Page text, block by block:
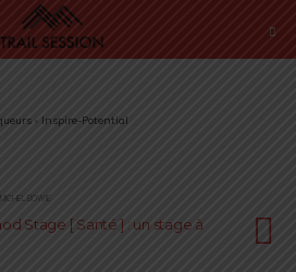
› Inspire-Potential
BOWIE
Stage [ Santé ] : un stage à